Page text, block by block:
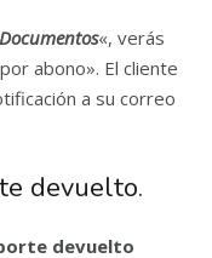
Documentos«, verás
abono». El cliente
a su correo
devuelto.
devuelto